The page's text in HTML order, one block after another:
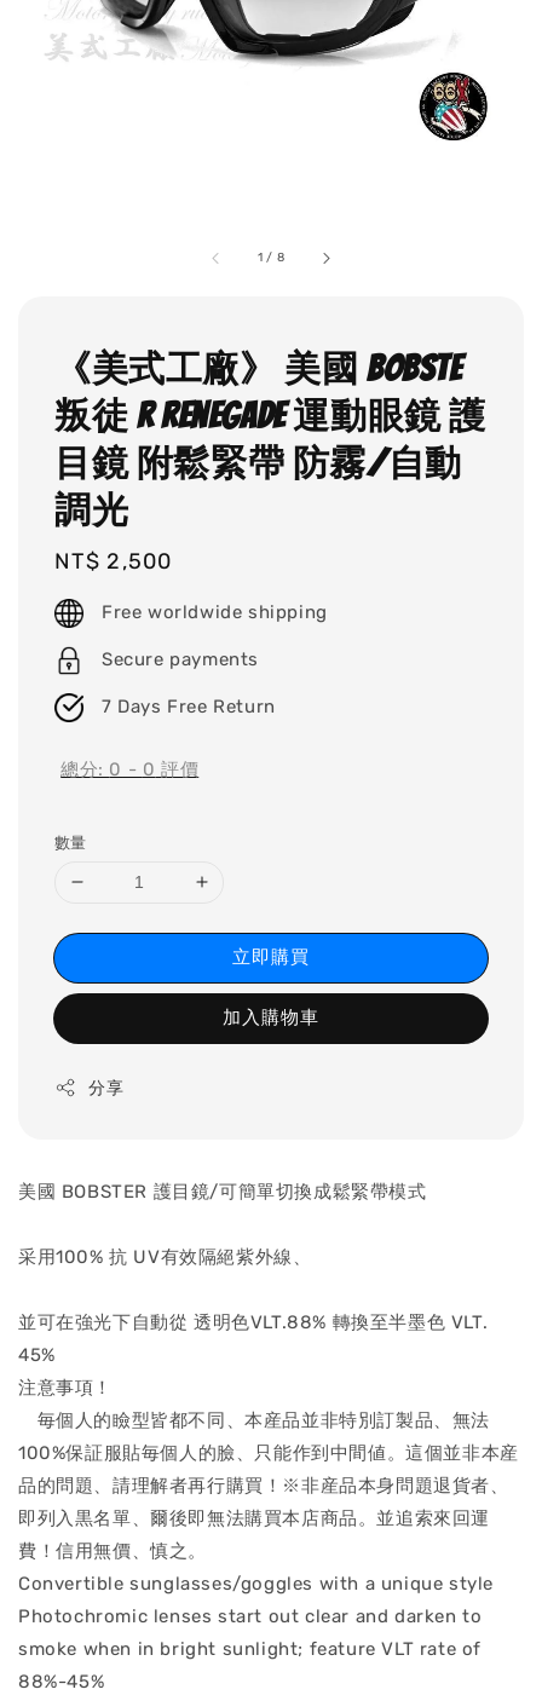
1 / 8
《美式工廠》 美國 BOBSTE
叛徒 R Renegade 運動眼鏡 護
目鏡 附鬆緊帶 防霧/自動
調光
Regular
price
NT$ 2,500
Free worldwide shipping
Secure payments
7 Days Free Return
總分: 0 - 0 評價
數量
立即購買
加入購物車
分享
美國 BOBSTER 護目鏡/可簡單切換成鬆緊帶模式
采用100% 抗 UV有效隔絕紫外線、
並可在強光下自動從 透明色VLT.88% 轉換至半墨色 VLT.
45%
注意事項！
毎個人的瞼型皆都不同、本産品並非特別訂製品、無法
100%保証服貼毎個人的臉、只能作到中間値。這個並非本産
品的問題、請理解者再行購買！※非産品本身問題退貨者、
即列入黒名單、爾後即無法購買本店商品。並追索來回運
費！信用無價、慎之。
Convertible sunglasses/goggles with a unique style
Photochromic lenses start out clear and darken to
smoke when in bright sunlight; feature VLT rate of
88%-45%